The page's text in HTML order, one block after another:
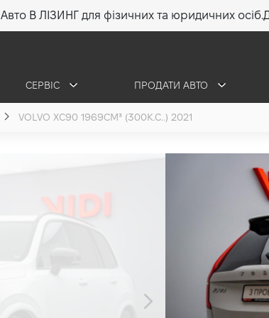
Авто В ЛІЗИНГ для фізичних та юридичних осіб.
СЕРВІС ПРОДАТИ АВТО
VOLVO XC90 1969СМ³ (300К.С..) 2021
Volvo
2.0 (300
1 850 000